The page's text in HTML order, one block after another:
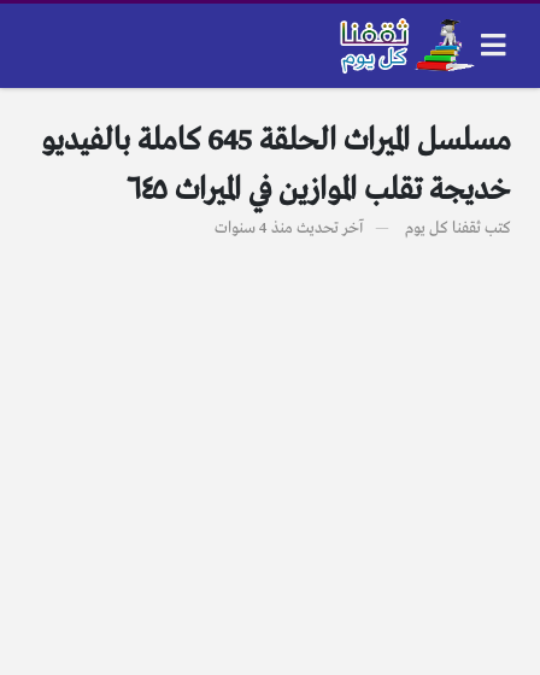
مسلسل الميراث الحلقة 645 كاملة بالفيديو
خديجة تقلب الموازين في الميراث ٦٤٥
كتبثقفنا كل يوم آخر تحديث منذ 4 سنوات